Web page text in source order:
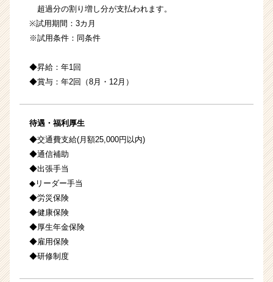
超過分の割り増し分が支払われます。
※試用期間：3カ月
※試用条件：同条件
◆昇給：年1回
◆賞与：年2回（8月・12月）
待遇・福利厚生
◆交通費支給(月額25,000円以内)
◆通信補助
◆出張手当
◆リーダー手当
◆労災保険
◆健康保険
◆厚生年金保険
◆雇用保険
◆研修制度